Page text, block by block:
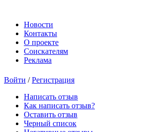
Новости
Контакты
О проекте
Соискателям
Реклама
Войти /Регистрация
Написать отзыв
Как написать отзыв?
Оставить отзыв
Черный список